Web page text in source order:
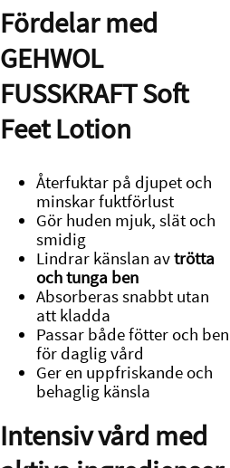
Fördelar med
GEHWOL
FUSSKRAFT Soft
Feet Lotion
Återfuktar på djupet och
minskar fuktförlust
Gör huden mjuk, slät och
smidig
Lindrar känslan avtrötta
och tunga ben
Absorberas snabbt utan
att kladda
Passar både fötter och ben
för daglig vård
Ger en uppfriskande och
behaglig känsla
Intensiv vård med